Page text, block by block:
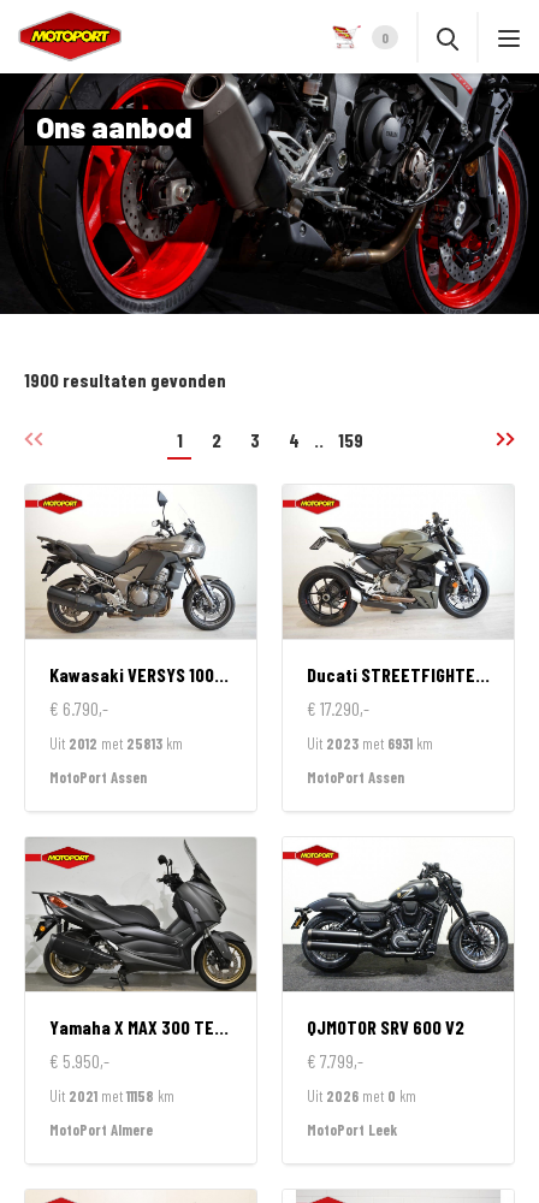
0
Ons aanbod
1900 resultaten gevonden
1 2 3 4 .. 159
KawasakiVERSYS 1000 ABS
€ 6.790,-
Uit 2012 met 25813 km
MotoPort Assen
Ducati STREETFIGHTER V2
€ 17.290,-
Uit 2023 met 6931 km
MotoPort Assen
YamahaX MAX 300 TECH MAX
€ 5.950,-
Uit 2021 met11158 km
MotoPort Almere
QJMOTOR SRV 600 V2
€ 7.799,-
Uit 2026 met 0 km
MotoPort Leek